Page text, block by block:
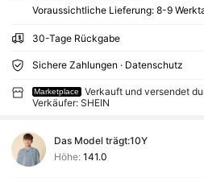
Voraussichtliche Lieferung: 8-9
30-Tage Rückgabe
Sichere Zahlungen · Datenschutz
Marketplace
Verkauft und versendet
Verkäufer: SHEIN
Das Model trägt:10Y
Höhe: 141.0